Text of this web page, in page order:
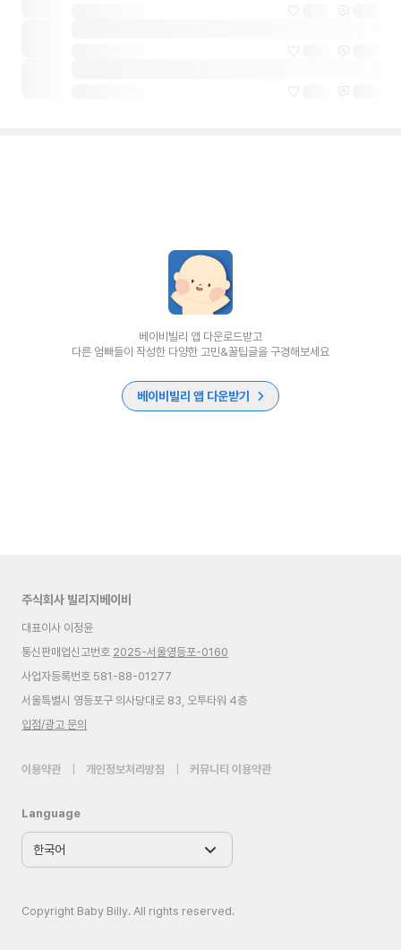
베이비빌리 앱 다운로드받고
다른 엄빠들이 작성한 다양한 고민&꿀팁글을 구경해보세요
베이비빌리 앱 다운받기
주식회사 빌리지베이비
대표이사 이정윤
통신판매업신고번호 2025-서울영등포-0160
사업자등록번호 581-88-01277
서울특별시 영등포구 의사당대로 83, 오투타워 4층
입점/광고 문의
이용약관 개인정보처리방침 커뮤니티 이용약관
Language
Copyright Baby Billy. All rights reserved.